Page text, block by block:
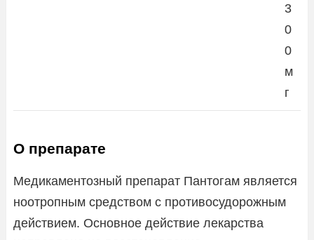
3
0
0
м
г
О препарате
Медикаментозный препарат Пантогам является
ноотропным средством с противосудорожным
действием. Основное действие лекарства